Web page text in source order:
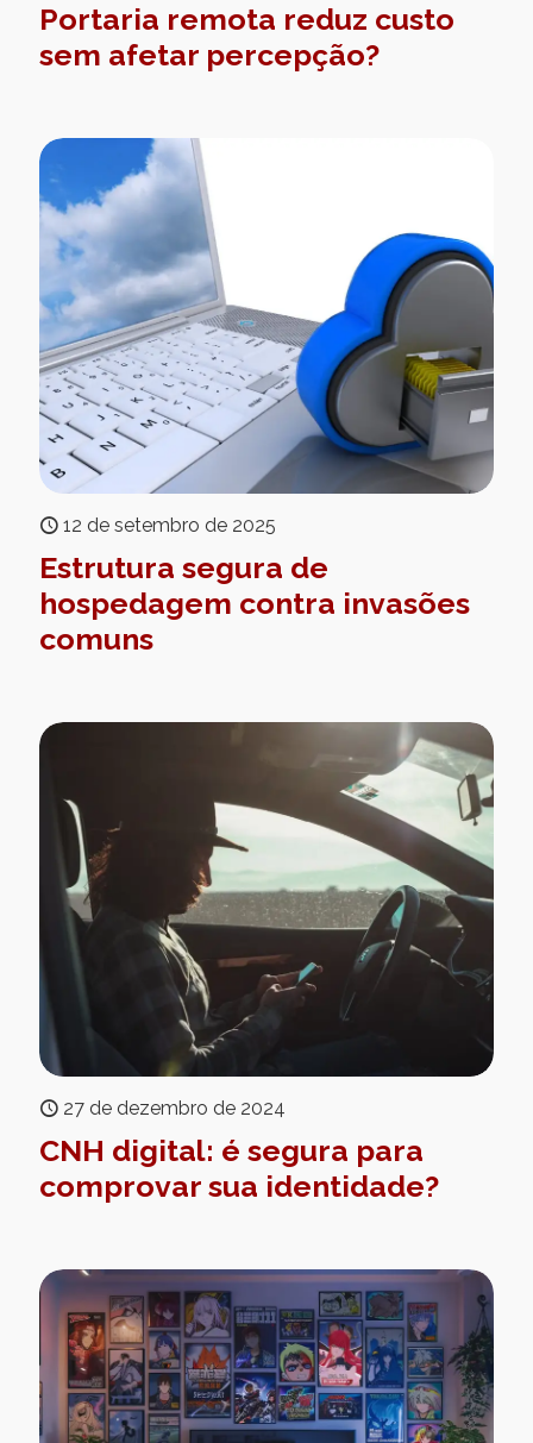
Portaria remota reduz custo
sem afetar percepção?
12 de setembro de 2025
Estrutura segura de
hospedagem contra invasões
comuns
27 de dezembro de 2024
CNH digital: é segura para
comprovar sua identidade?